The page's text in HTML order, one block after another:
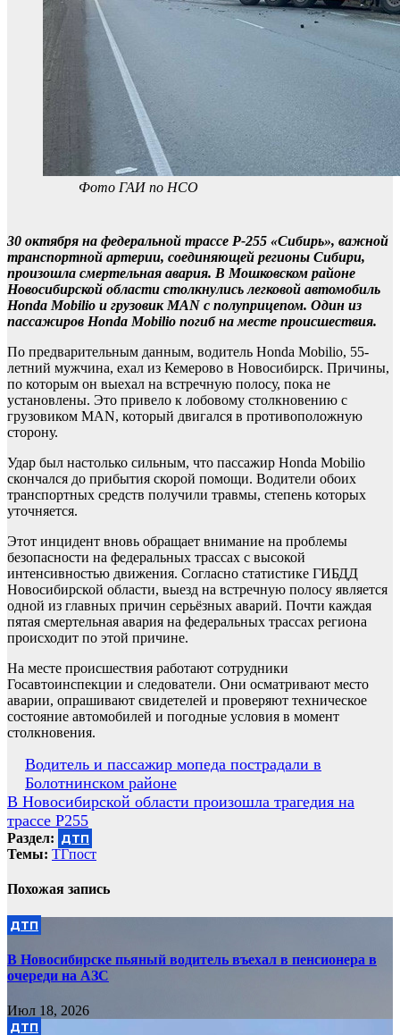
Фото ГАИ по НСО
30 октября на федеральной трассе Р-255 «Сибирь», важной
транспортной артерии, соединяющей регионы Сибири,
произошла смертельная авария. В Мошковском районе
Новосибирской области столкнулись легковой автомобиль
Honda Mobilio и грузовик MAN с полуприцепом. Один из
пассажиров Honda Mobilio погиб на месте происшествия.
По предварительным данным, водитель Honda Mobilio, 55-
летний мужчина, ехал из Кемерово в Новосибирск. Причины,
по которым он выехал на встречную полосу, пока не
установлены. Это привело к лобовому столкновению с
грузовиком MAN, который двигался в противоположную
сторону.
Удар был настолько сильным, что пассажир Honda Mobilio
скончался до прибытия скорой помощи. Водители обоих
транспортных средств получили травмы, степень которых
уточняется.
Этот инцидент вновь обращает внимание на проблемы
безопасности на федеральных трассах с высокой
интенсивностью движения. Согласно статистике ГИБДД
Новосибирской области, выезд на встречную полосу является
одной из главных причин серьёзных аварий. Почти каждая
пятая смертельная авария на федеральных трассах региона
происходит по этой причине.
На месте происшествия работают сотрудники
Госавтоинспекции и следователи. Они осматривают место
аварии, опрашивают свидетелей и проверяют техническое
состояние автомобилей и погодные условия в момент
столкновения.
Навигация
по
записям
️Водитель и пассажир мопеда пострадали в
Болотнинском районе
В Новосибирской области произошла трагедия на
трассе Р255
Раздел: ДТП
Темы: ТГпост
Похожая запись
ДТП
В Новосибирске пьяный водитель въехал в пенсионера в
очереди на АЗС
Июл 18, 2026
ДТП